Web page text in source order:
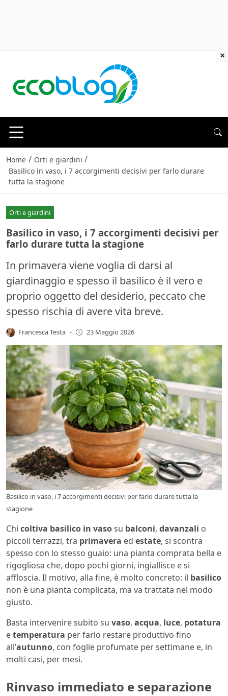
Home / Orti e giardini /
Basilico in vaso, i 7 accorgimenti decisivi per farlo durare
tutta la stagione
Orti e giardini
Basilico in vaso, i 7 accorgimenti decisivi per
farlo durare tutta la stagione
In primavera viene voglia di darsi al
giardinaggio e spesso il basilico è il vero e
proprio oggetto del desiderio, peccato che
spesso rischia di avere vita breve.
Francesca Testa - 23 Maggio 2026
Basilico in vaso, i 7 accorgimenti decisivi per farlo durare tutta la
stagione
Chi coltiva basilico in vasosu balconi, davanzali o
piccoli terrazzi, tra primavera ed estate, si scontra
spesso con lo stesso guaio: una pianta comprata bella e
rigogliosa che, dopo pochi giorni, ingiallisce e si
affloscia. Il motivo, alla fine, è molto concreto: il basilico
non è una pianta complicata, ma va trattata nel modo
giusto.
Basta intervenire subito su vaso, acqua, luce, potatura
etemperatura per farlo restare produttivo fino
all’autunno, con foglie profumate per settimane e, in
molti casi, per mesi.
Rinvaso immediato e separazione
×